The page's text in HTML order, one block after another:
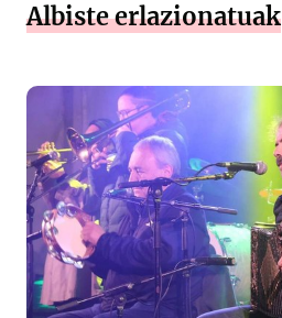
Albiste erlazionatuak